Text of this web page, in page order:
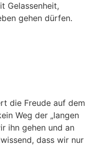
Gelassenheit,
gehen dürfen.
die Freude auf dem
Weg der „langen
ihn gehen und an
dass wir nur